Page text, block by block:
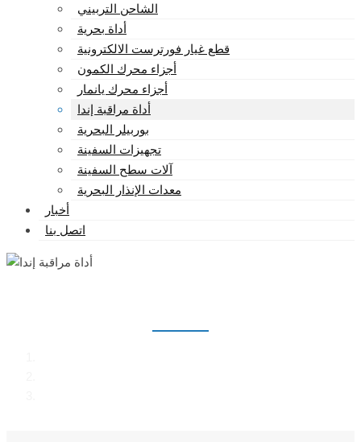
الشاحن التربيني
أداة بحرية
قطع غيار فورترست الالكترونية
أجزاء محرك الكمون
أجزاء محرك يانمار
أداة مراقبة إندا
بوربيلر البحرية
تجهيزات السفينة
آلات سطح السفينة
معدات الإنذار البحرية
أخبار
اتصل بنا